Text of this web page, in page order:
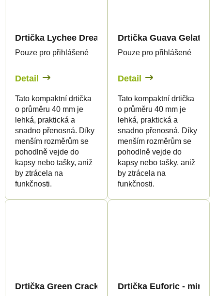
Drtička Lychee Dream - mini
Pouze pro přihlášené
Detail
Tato kompaktní drtička
o průměru 40 mm je
lehká, praktická a
snadno přenosná. Díky
menším rozměrům se
pohodlně vejde do
kapsy nebo tašky, aniž
by ztrácela na
funkčnosti.
Drtička Guava Gelato -
Pouze pro přihlášené
Detail
Tato kompaktní drtička
o průměru 40 mm je
lehká, praktická a
snadno přenosná. Díky
menším rozměrům se
pohodlně vejde do
kapsy nebo tašky, aniž
by ztrácela na
funkčnosti.
Drtička Green Crack - miniDrtička Euforic - mini